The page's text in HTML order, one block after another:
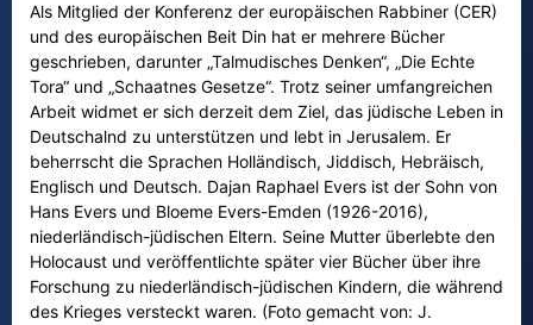
Als Mitglied der Konferenz der europäischen Rabbiner (CER)
und des europäischen Beit Din hat er mehrere Bücher
geschrieben, darunter „Talmudisches Denken“, „Die Echte
Tora“ und „Schaatnes Gesetze“. Trotz seiner umfangreichen
Arbeit widmet er sich derzeit dem Ziel, das jüdische Leben in
Deutschalnd zu unterstützen und lebt in Jerusalem. Er
beherrscht die Sprachen Holländisch, Jiddisch, Hebräisch,
Englisch und Deutsch. Dajan Raphael Evers ist der Sohn von
Hans Evers und Bloeme Evers-Emden (1926-2016),
niederländisch-jüdischen Eltern. Seine Mutter überlebte den
Holocaust und veröffentlichte später vier Bücher über ihre
Forschung zu niederländisch-jüdischen Kindern, die während
des Krieges versteckt waren. (Foto gemacht von: J.